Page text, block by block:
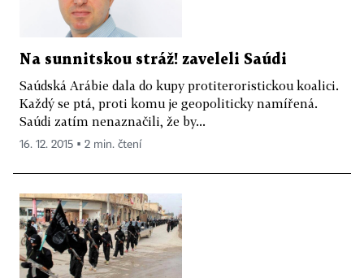
Na sunnitskou stráž! zaveleli Saúdi
Saúdská Arábie dala do kupy protiteroristickou koalici.
Každý se ptá, proti komu je geopoliticky namířená.
Saúdi zatím nenaznačili, že by...
16. 12. 2015 ▪ 2 min. čtení